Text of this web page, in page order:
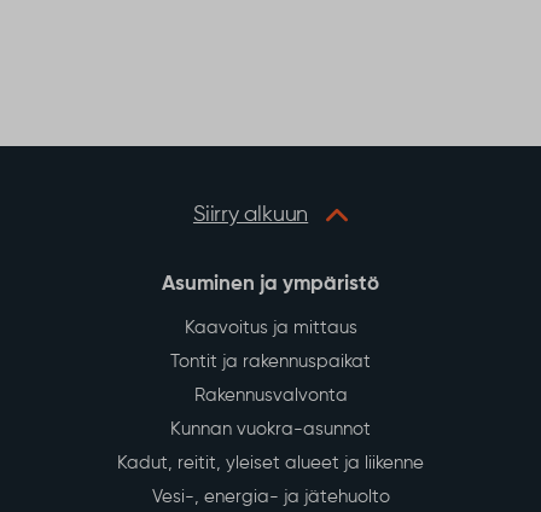
Siirry alkuun
Asuminen ja ympäristö
Kaavoitus ja mittaus
Tontit ja rakennuspaikat
Rakennusvalvonta
Kunnan vuokra-asunnot
Kadut, reitit, yleiset alueet ja liikenne
Vesi-, energia- ja jätehuolto